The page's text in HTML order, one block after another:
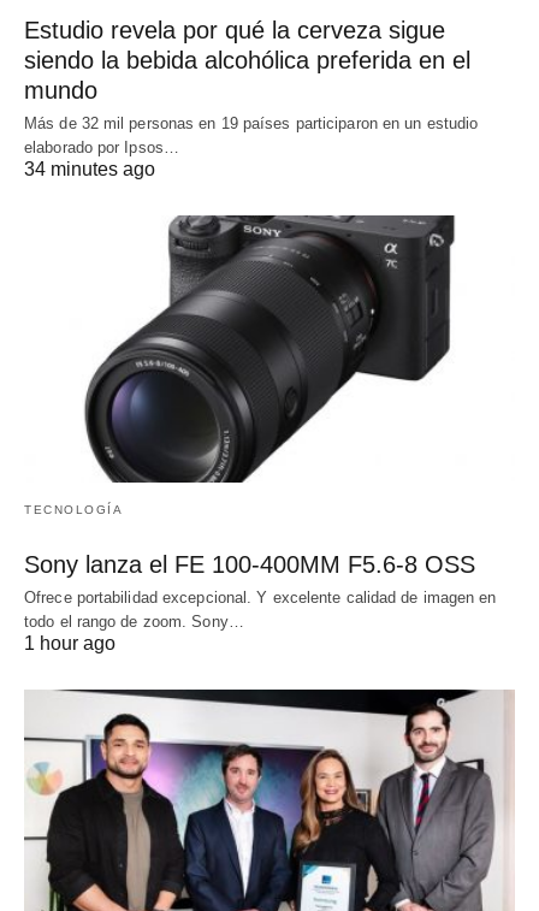
Estudio revela por qué la cerveza sigue
siendo la bebida alcohólica preferida en el
mundo
Más de 32 mil personas en 19 países participaron en un estudio
elaborado por Ipsos…
34 minutes ago
TECNOLOGÍA
Sony lanza el FE 100-400MM F5.6-8 OSS
Ofrece portabilidad excepcional. Y excelente calidad de imagen en
todo el rango de zoom. Sony…
1 hour ago